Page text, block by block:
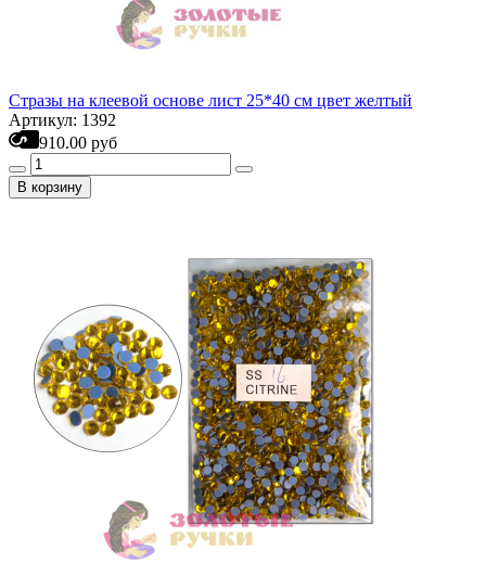
Стразы на клеевой основе лист 25*40 см цвет желтый
Артикул: 1392
910.00 руб
В корзину